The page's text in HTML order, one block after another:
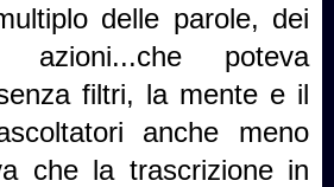
delle parole, dei
poteva
filtri, la mente e il
anche meno
che la trascrizione in